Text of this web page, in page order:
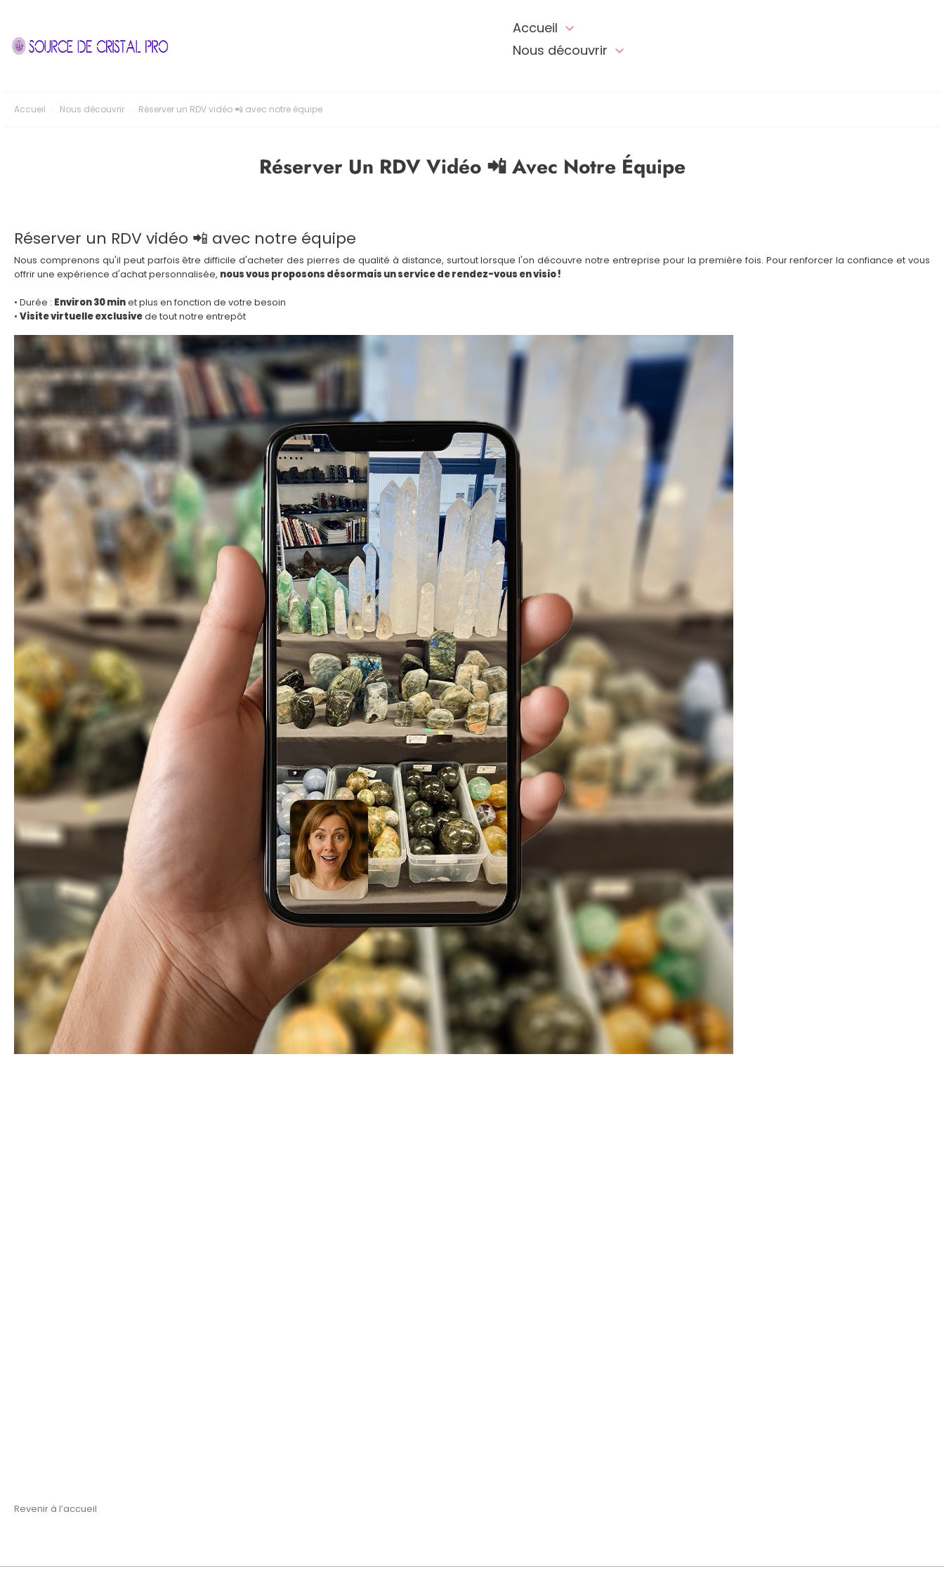
Accueil 
Nous découvrir 
Accueil Nous découvrir Réserver un RDV vidéo 📲 avec notre équipe
Réserver Un RDV Vidéo 📲 Avec Notre Équipe
Réserver un RDV vidéo 📲 avec notre équipe
Nous comprenons qu'il peut parfois être difficile d'acheter des pierres de qualité à distance, surtout lorsque l'on découvre notre entreprise pour la première fois. Pour renforcer la confiance et vous
offrir une expérience d'achat personnalisée, nous vous proposons désormais un service de rendez-vous en visio !
• Durée : Environ 30 minet plus en fonction de votre besoin
• Visite virtuelle exclusivede tout notre entrepôt
Revenir à l’accueil